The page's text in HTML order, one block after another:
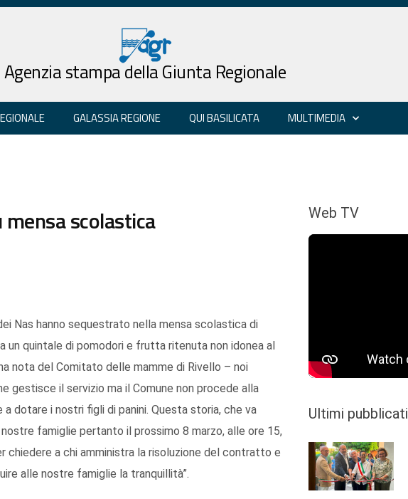
Agenzia stampa della Giunta Regionale
GALASSIA REGIONE QUI BASILICATA MULTIMEDIA
scolastica
Nas hanno sequestrato nella mensa scolastica di
quintale di pomodori e frutta ritenuta non idonea al
nota del Comitato delle mamme di Rivello – noi
gestisce il servizio ma il Comune non procede alla
dotare i nostri figli di panini. Questa storia, che va
famiglie pertanto il prossimo 8 marzo, alle ore 15,
chiedere a chi amministra la risoluzione del contratto e
alle nostre famiglie la tranquillità”.
Web TV
Ultimi pubblicati